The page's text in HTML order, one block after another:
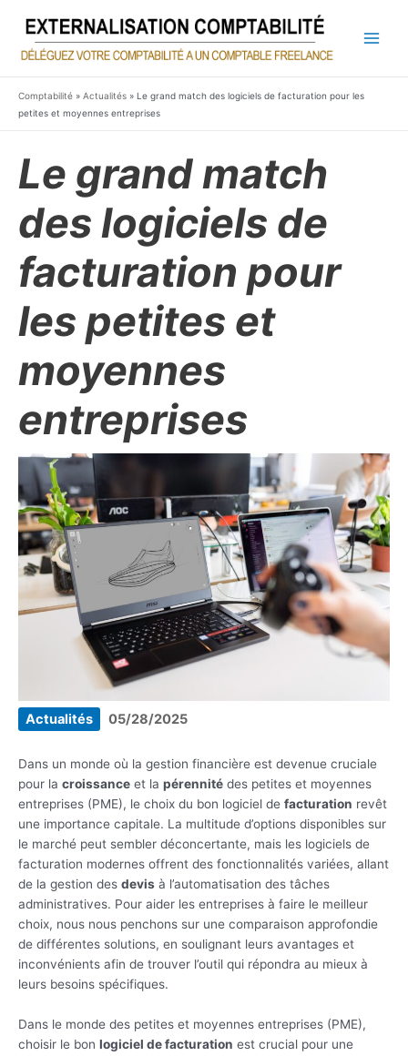
contenu
Comptabilité » Actualités » Le grand match des logiciels de facturation pour les
petites et moyennes entreprises
Le grand match
des logiciels de
facturation pour
les petites et
moyennes
entreprises
Actualités 05/28/2025
Dans un monde où la gestion financière est devenue cruciale
pour la croissance et la pérennité des petites et moyennes
entreprises (PME), le choix du bon logiciel de facturation revêt
une importance capitale. La multitude d’options disponibles sur
le marché peut sembler déconcertante, mais les logiciels de
facturation modernes offrent des fonctionnalités variées, allant
de la gestion des devis à l’automatisation des tâches
administratives. Pour aider les entreprises à faire le meilleur
choix, nous nous penchons sur une comparaison approfondie
de différentes solutions, en soulignant leurs avantages et
inconvénients afin de trouver l’outil qui répondra au mieux à
leurs besoins spécifiques.
Dans le monde des petites et moyennes entreprises (PME),
choisir le bon logiciel de facturation est crucial pour une